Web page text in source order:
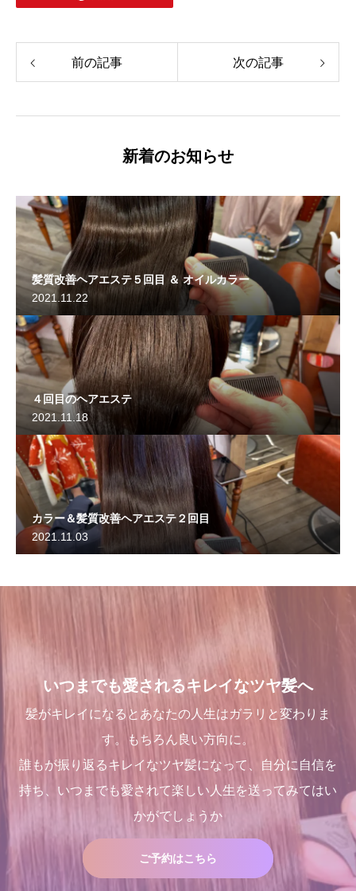
前の記事 次の記事
新着のお知らせ
髪質改善ヘアエステ５回目 ＆ オイルカラー
2021.11.22
４回目のヘアエステ
2021.11.18
カラー＆髪質改善ヘアエステ２回目
2021.11.03
いつまでも愛されるキレイなツヤ髪へ
髪がキレイになるとあなたの人生はガラリと変わりま
す。もちろん良い方向に。
誰もが振り返るキレイなツヤ髪になって、自分に自信を
持ち、いつまでも愛されて楽しい人生を送ってみてはい
かがでしょうか
ご予約はこちら